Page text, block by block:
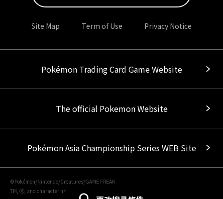
Site Map Term of Use Privacy Notice
Pokémon Trading Card Game Website
The official Pokemon Website
Pokémon Asia Championship Series WEB Site
©Pokémon/Nintendo/Creatures/GAME FREAK
TM, Ⓡ, and character names are trademarks of Nintendo.